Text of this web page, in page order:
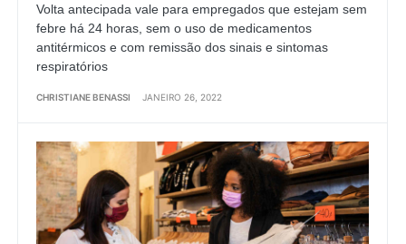
Volta antecipada vale para empregados que estejam sem
febre há 24 horas, sem o uso de medicamentos
antitérmicos e com remissão dos sinais e sintomas
respiratórios
CHRISTIANE BENASSI JANEIRO 26, 2022